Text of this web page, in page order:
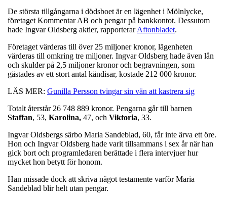
De största tillgångarna i dödsboet är en lägenhet i Mölnlycke,
företaget Kommentar AB och pengar på bankkontot. Dessutom
hade Ingvar Oldsberg aktier, rapporterarAftonbladet.
Företaget värderas till över 25 miljoner kronor, lägenheten
värderas till omkring tre miljoner. Ingvar Oldsberg hade även lån
och skulder på 2,5 miljoner kronor och begravningen, som
gästades av ett stort antal kändisar, kostade 212 000 kronor.
LÄS MER: Gunilla Persson tvingar sin vän att kastrera sig
Totalt återstår 26 748 889 kronor. Pengarna går till barnen
Staffan, 53, Karolina, 47, och Viktoria, 33.
Ingvar Oldsbergs särbo Maria Sandeblad, 60, får inte ärva ett öre.
Hon och Ingvar Oldsberg hade varit tillsammans i sex år när han
gick bort och programledaren berättade i flera intervjuer hur
mycket hon betytt för honom.
Han missade dock att skriva något testamente varför Maria
Sandeblad blir helt utan pengar.